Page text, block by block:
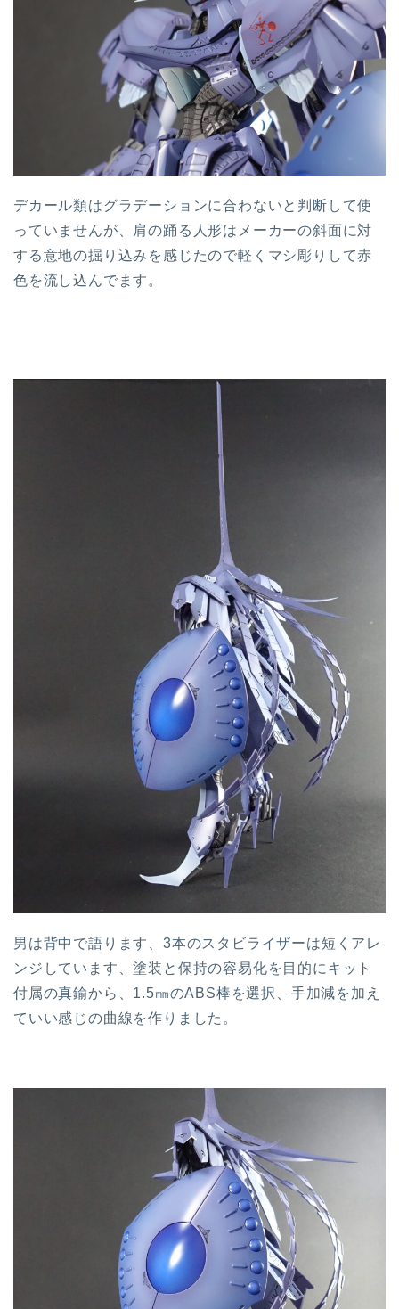
デカール類はグラデーションに合わないと判断して使
っていませんが、肩の踊る人形はメーカーの斜面に対
する意地の掘り込みを感じたので軽くマシ彫りして赤
色を流し込んでます。
男は背中で語ります、3本のスタビライザーは短くアレ
ンジしています、塗装と保持の容易化を目的にキット
付属の真鍮から、1.5㎜のABS棒を選択、手加減を加え
ていい感じの曲線を作りました。